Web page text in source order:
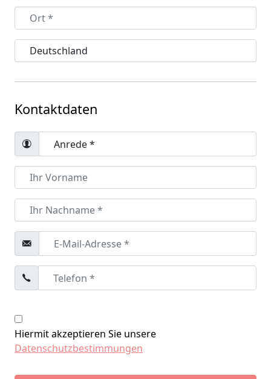
Kontaktdaten
Hiermit akzeptieren Sie unsere
Datenschutzbestimmungen